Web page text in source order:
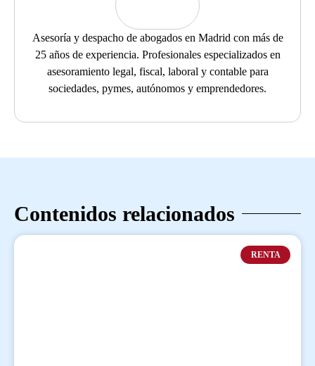
Asesoría y despacho de abogados en Madrid con más de
25 años de experiencia. Profesionales especializados en
asesoramiento legal, fiscal, laboral y contable para
sociedades, pymes, autónomos y emprendedores.
Contenidos relacionados
RENTA